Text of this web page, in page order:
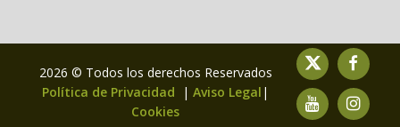
2026 © Todos los derechos Reservados
Política de Privacidad
| Aviso Legal |
Cookies